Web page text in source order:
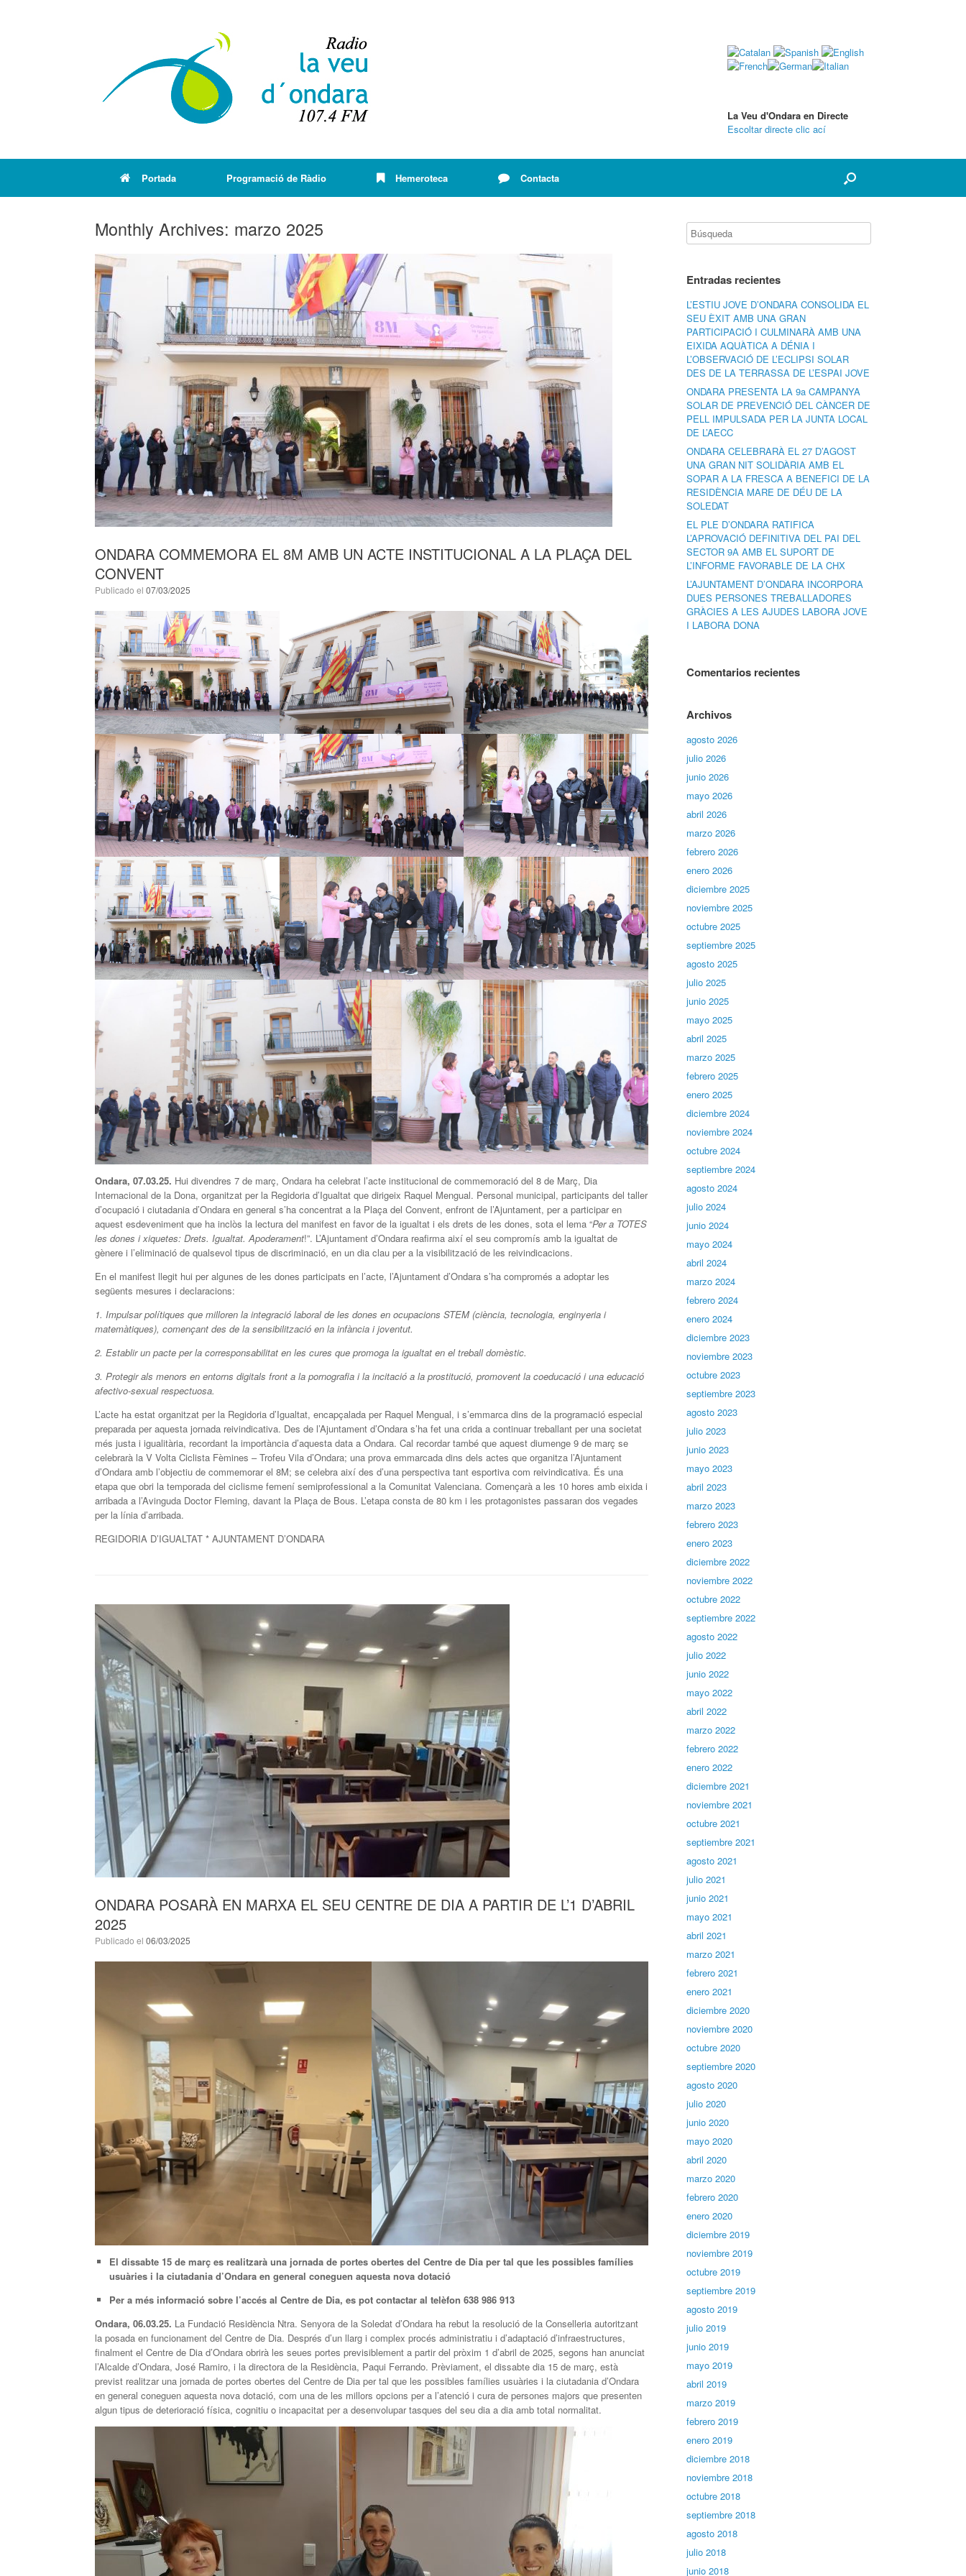
La Veu d'Ondara en Directe
Escoltar directe clic ací
Portada Programació de Ràdio Hemeroteca Contacta
Monthly Archives: marzo 2025
ONDARA COMMEMORA EL 8M AMB UN ACTE INSTITUCIONAL A LA PLAÇA DEL
CONVENT
Publicado el 07/03/2025
Ondara, 07.03.25. Hui divendres 7 de març, Ondara ha celebrat l’acte institucional de commemoració del 8 de Març, Dia
Internacional de la Dona, organitzat per la Regidoria d’Igualtat que dirigeix Raquel Mengual. Personal municipal, participants del taller
d’ocupació i ciutadania d’Ondara en general s’ha concentrat a la Plaça del Convent, enfront de l’Ajuntament, per a participar en
aquest esdeveniment que ha inclòs la lectura del manifest en favor de la igualtat i els drets de les dones, sota el lema “Per a TOTES
les dones i xiquetes: Drets. Igualtat. Apoderament!”. L’Ajuntament d’Ondara reafirma així el seu compromís amb la igualtat de
gènere i l’eliminació de qualsevol tipus de discriminació, en un dia clau per a la visibilització de les reivindicacions.
En el manifest llegit hui per algunes de les dones participats en l’acte, l’Ajuntament d’Ondara s’ha compromés a adoptar les
següents mesures i declaracions:
1. Impulsar polítiques que milloren la integració laboral de les dones en ocupacions STEM (ciència, tecnologia, enginyeria i
matemàtiques), començant des de la sensibilització en la infància i joventut.
2. Establir un pacte per la corresponsabilitat en les cures que promoga la igualtat en el treball domèstic.
3. Protegir als menors en entorns digitals front a la pornografia i la incitació a la prostitució, promovent la coeducació i una educació
afectivo-sexual respectuosa.
L’acte ha estat organitzat per la Regidoria d’Igualtat, encapçalada per Raquel Mengual, i s’emmarca dins de la programació especial
preparada per aquesta jornada reivindicativa. Des de l’Ajuntament d’Ondara s’ha fet una crida a continuar treballant per una societat
més justa i igualitària, recordant la importància d’aquesta data a Ondara. Cal recordar també que aquest diumenge 9 de març se
celebrarà la V Volta Ciclista Fèmines – Trofeu Vila d’Ondara; una prova emmarcada dins dels actes que organitza l’Ajuntament
d’Ondara amb l’objectiu de commemorar el 8M; se celebra així des d’una perspectiva tant esportiva com reivindicativa. És una
etapa que obri la temporada del ciclisme femení semiprofessional a la Comunitat Valenciana. Començarà a les 10 hores amb eixida i
arribada a l’Avinguda Doctor Fleming, davant la Plaça de Bous. L’etapa consta de 80 km i les protagonistes passaran dos vegades
per la línia d’arribada.
REGIDORIA D’IGUALTAT * AJUNTAMENT D’ONDARA
ONDARA POSARÀ EN MARXA EL SEU CENTRE DE DIA A PARTIR DE L’1 D’ABRIL
2025
Publicado el 06/03/2025
El dissabte 15 de març es realitzarà una jornada de portes obertes del Centre de Dia per tal que les possibles famílies
usuàries i la ciutadania d’Ondara en general coneguen aquesta nova dotació
Per a més informació sobre l’accés al Centre de Dia, es pot contactar al telèfon 638 986 913
Ondara, 06.03.25. La Fundació Residència Ntra. Senyora de la Soledat d’Ondara ha rebut la resolució de la Conselleria autoritzant
la posada en funcionament del Centre de Dia. Després d’un llarg i complex procés administratiu i d’adaptació d’infraestructures,
finalment el Centre de Dia d’Ondara obrirà les seues portes previsiblement a partir del pròxim 1 d’abril de 2025, segons han anunciat
l’Alcalde d’Ondara, José Ramiro, i la directora de la Residència, Paqui Ferrando. Prèviament, el dissabte dia 15 de març, està
previst realitzar una jornada de portes obertes del Centre de Dia per tal que les possibles famílies usuàries i la ciutadania d’Ondara
en general coneguen aquesta nova dotació, com una de les millors opcions per a l’atenció i cura de persones majors que presenten
algun tipus de deterioració física, cognitiu o incapacitat per a desenvolupar tasques del seu dia a dia amb total normalitat.
Entradas recientes
L’ESTIU JOVE D’ONDARA CONSOLIDA EL
SEU ÈXIT AMB UNA GRAN
PARTICIPACIÓ I CULMINARÀ AMB UNA
EIXIDA AQUÀTICA A DÉNIA I
L’OBSERVACIÓ DE L’ECLIPSI SOLAR
DES DE LA TERRASSA DE L’ESPAI JOVE
ONDARA PRESENTA LA 9a CAMPANYA
SOLAR DE PREVENCIÓ DEL CÀNCER DE
PELL IMPULSADA PER LA JUNTA LOCAL
DE L’AECC
ONDARA CELEBRARÀ EL 27 D’AGOST
UNA GRAN NIT SOLIDÀRIA AMB EL
SOPAR A LA FRESCA A BENEFICI DE LA
RESIDÈNCIA MARE DE DÉU DE LA
SOLEDAT
EL PLE D’ONDARA RATIFICA
L’APROVACIÓ DEFINITIVA DEL PAI DEL
SECTOR 9A AMB EL SUPORT DE
L’INFORME FAVORABLE DE LA CHX
L’AJUNTAMENT D’ONDARA INCORPORA
DUES PERSONES TREBALLADORES
GRÀCIES A LES AJUDES LABORA JOVE
I LABORA DONA
Comentarios recientes
Archivos
agosto 2026
julio 2026
junio 2026
mayo 2026
abril 2026
marzo 2026
febrero 2026
enero 2026
diciembre 2025
noviembre 2025
octubre 2025
septiembre 2025
agosto 2025
julio 2025
junio 2025
mayo 2025
abril 2025
marzo 2025
febrero 2025
enero 2025
diciembre 2024
noviembre 2024
octubre 2024
septiembre 2024
agosto 2024
julio 2024
junio 2024
mayo 2024
abril 2024
marzo 2024
febrero 2024
enero 2024
diciembre 2023
noviembre 2023
octubre 2023
septiembre 2023
agosto 2023
julio 2023
junio 2023
mayo 2023
abril 2023
marzo 2023
febrero 2023
enero 2023
diciembre 2022
noviembre 2022
octubre 2022
septiembre 2022
agosto 2022
julio 2022
junio 2022
mayo 2022
abril 2022
marzo 2022
febrero 2022
enero 2022
diciembre 2021
noviembre 2021
octubre 2021
septiembre 2021
agosto 2021
julio 2021
junio 2021
mayo 2021
abril 2021
marzo 2021
febrero 2021
enero 2021
diciembre 2020
noviembre 2020
octubre 2020
septiembre 2020
agosto 2020
julio 2020
junio 2020
mayo 2020
abril 2020
marzo 2020
febrero 2020
enero 2020
diciembre 2019
noviembre 2019
octubre 2019
septiembre 2019
agosto 2019
julio 2019
junio 2019
mayo 2019
abril 2019
marzo 2019
febrero 2019
enero 2019
diciembre 2018
noviembre 2018
octubre 2018
septiembre 2018
agosto 2018
julio 2018
junio 2018